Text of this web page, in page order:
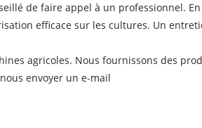
de faire appel à un professionnel.
efficace sur les cultures. Un
agricoles. Nous fournissons des
envoyer un e-mail